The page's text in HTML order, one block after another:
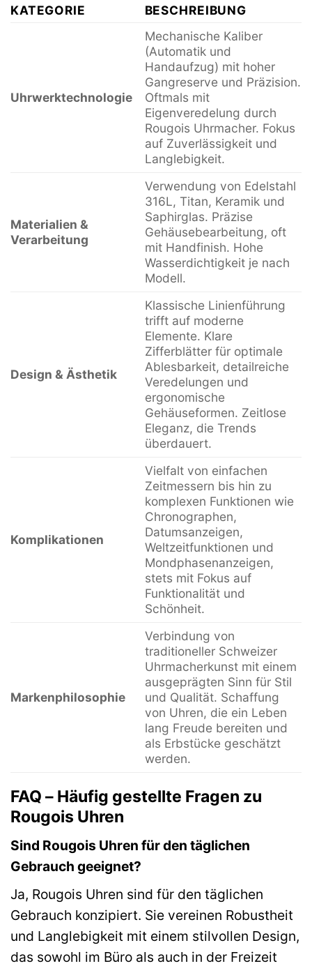
KATEGORIE BESCHREIBUNG
Uhrwerktechnologie
Mechanische Kaliber
(Automatik und
Handaufzug) mit hoher
Gangreserve und Präzision.
Oftmals mit
Eigenveredelung durch
Rougois Uhrmacher. Fokus
auf Zuverlässigkeit und
Langlebigkeit.
Materialien &
Verarbeitung
Verwendung von Edelstahl
316L, Titan, Keramik und
Saphirglas. Präzise
Gehäusebearbeitung, oft
mit Handfinish. Hohe
Wasserdichtigkeit je nach
Modell.
Design & Ästhetik
Klassische Linienführung
trifft auf moderne
Elemente. Klare
Zifferblätter für optimale
Ablesbarkeit, detailreiche
Veredelungen und
ergonomische
Gehäuseformen. Zeitlose
Eleganz, die Trends
überdauert.
Komplikationen
Vielfalt von einfachen
Zeitmessern bis hin zu
komplexen Funktionen wie
Chronographen,
Datumsanzeigen,
Weltzeitfunktionen und
Mondphasenanzeigen,
stets mit Fokus auf
Funktionalität und
Schönheit.
Markenphilosophie
Verbindung von
traditioneller Schweizer
Uhrmacherkunst mit einem
ausgeprägten Sinn für Stil
und Qualität. Schaffung
von Uhren, die ein Leben
lang Freude bereiten und
als Erbstücke geschätzt
werden.
FAQ – Häufig gestellte Fragen zu
Rougois Uhren
Sind Rougois Uhren für den täglichen
Gebrauch geeignet?
Ja, Rougois Uhren sind für den täglichen
Gebrauch konzipiert. Sie vereinen Robustheit
und Langlebigkeit mit einem stilvollen Design,
das sowohl im Büro als auch in der Freizeit